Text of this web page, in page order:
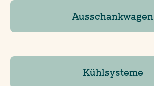
Ausschankwagen
Kühlsysteme